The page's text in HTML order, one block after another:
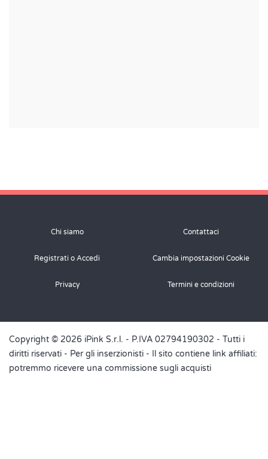
Chi siamo Contattaci
Registrati o Accedi Cambia impostazioni Cookie
Privacy Termini e condizioni
Copyright © 2026 iPink S.r.l. - P.IVA 02794190302 - Tutti i
diritti riservati - Per gli inserzionisti - Il sito contiene link affiliati:
potremmo ricevere una commissione sugli acquisti